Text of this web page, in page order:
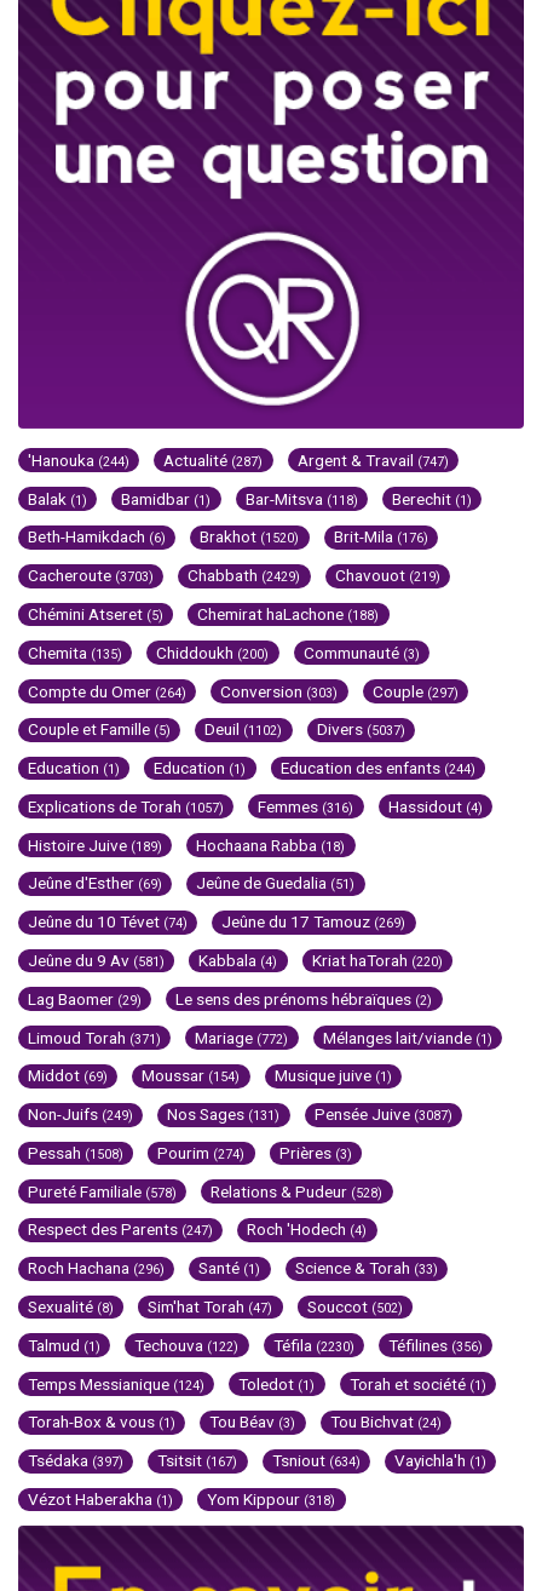
'Hanouka (244) Actualité (287) Argent & Travail (747)
Balak (1) Bamidbar (1) Bar-Mitsva (118) Berechit (1)
Beth-Hamikdach (6) Brakhot (1520) Brit-Mila (176)
Cacheroute (3703) Chabbath (2429) Chavouot (219)
Chémini Atseret (5) Chemirat haLachone (188)
Chemita (135) Chiddoukh (200) Communauté (3)
Compte du Omer (264) Conversion (303) Couple (297)
Couple et Famille (5) Deuil (1102) Divers (5037)
Education (1) Education (1) Education des enfants (244)
Explications de Torah (1057) Femmes (316) Hassidout (4)
Histoire Juive (189) Hochaana Rabba (18)
Jeûne d'Esther (69) Jeûne de Guedalia (51)
Jeûne du 10 Tévet (74) Jeûne du 17 Tamouz (269)
Jeûne du 9 Av (581) Kabbala (4) Kriat haTorah (220)
Lag Baomer (29) Le sens des prénoms hébraïques (2)
Limoud Torah (371) Mariage (772) Mélanges lait/viande (1)
Middot (69) Moussar (154) Musique juive (1)
Non-Juifs (249) Nos Sages (131) Pensée Juive (3087)
Pessah (1508) Pourim (274) Prières (3)
Pureté Familiale (578) Relations & Pudeur (528)
Respect des Parents (247) Roch 'Hodech (4)
Roch Hachana (296) Santé (1) Science & Torah (33)
Sexualité (8) Sim'hat Torah (47) Souccot (502)
Talmud (1) Techouva (122) Téfila (2230) Téfilines (356)
Temps Messianique (124) Toledot (1) Torah et société (1)
Torah-Box & vous (1) Tou Béav (3) Tou Bichvat (24)
Tsédaka (397) Tsitsit (167) Tsniout (634) Vayichla'h (1)
Vézot Haberakha (1) Yom Kippour (318)